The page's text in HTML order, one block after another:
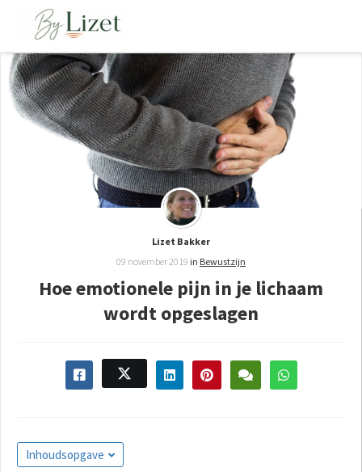
Lizet Bakker
09 november 2019 in Bewustzijn
Hoe emotionele pijn in je lichaam
wordt opgeslagen
Inhoudsopgave